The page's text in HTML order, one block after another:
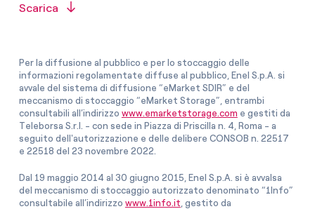
Scarica
Per la diffusione al pubblico e per lo stoccaggio delle
informazioni regolamentate diffuse al pubblico, Enel S.p.A. si
avvale del sistema di diffusione “eMarket SDIR” e del
meccanismo di stoccaggio “eMarket Storage”, entrambi
consultabili all’indirizzo www.emarketstorage.com e gestiti da
Teleborsa S.r.l. - con sede in Piazza di Priscilla n. 4, Roma - a
seguito dell'autorizzazione e delle delibere CONSOB n. 22517
e 22518 del 23 novembre 2022.
Dal 19 maggio 2014 al 30 giugno 2015, Enel S.p.A. si è avvalsa
del meccanismo di stoccaggio autorizzato denominato “1Info”
consultabile all’indirizzo www.1info.it , gestito da